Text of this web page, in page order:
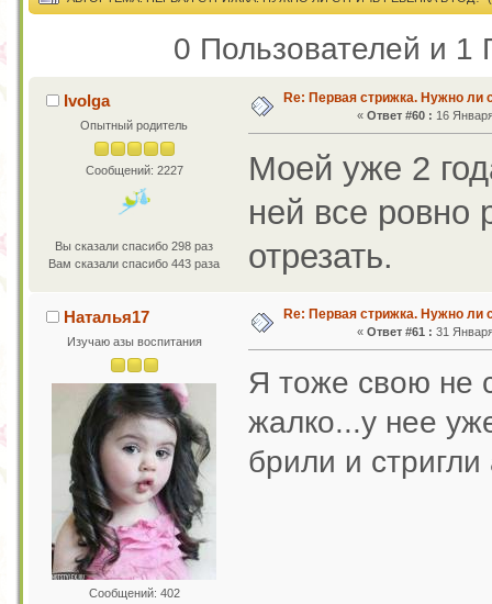
0 Пользователей и 1
Ivolga
Опытный родитель
Сообщений: 2227
Вы сказали спасибо 298 раз
Вам сказали спасибо 443 раза
Re: Первая стрижка. Нужно ли
« Ответ #60 : 16
Моей уже 2
ней все ровно
отрезать.
Наталья17
Изучаю азы воспитания
Сообщений: 402
Re: Первая стрижка. Нужно ли
« Ответ #61 : 31
Я тоже свою не
жалко...у нее
брили и